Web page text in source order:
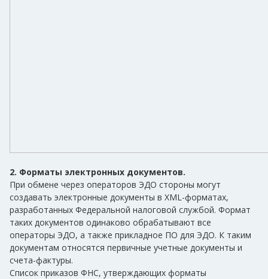
2. Форматы электронных документов.
При обмене через операторов ЭДО стороны могут
создавать электронные документы в XML-форматах,
разработанных Федеральной налоговой службой. Формат
таких документов одинаково обрабатывают все
операторы ЭДО, а также прикладное ПО для ЭДО. К таким
документам относятся первичные учетные документы и
счета-фактуры.
Список приказов ФНС, утверждающих форматы